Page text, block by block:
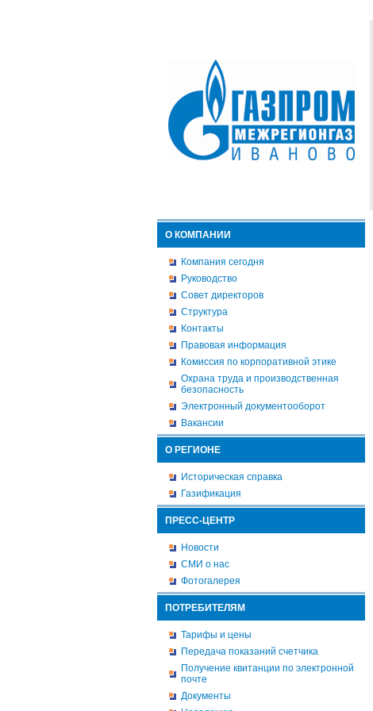
О КОМПАНИИ
Компания сегодня
Руководство
Совет директоров
Структура
Контакты
Правовая информация
Комиссия по корпоративной этике
Охрана труда и производственная
безопасность
Электронный документооборот
Вакансии
О РЕГИОНЕ
Историческая справка
Газификация
ПРЕСС-ЦЕНТР
Новости
СМИ о нас
Фотогалерея
ПОТРЕБИТЕЛЯМ
Тарифы и цены
Передача показаний счетчика
Получение квитанции по электронной
почте
Документы